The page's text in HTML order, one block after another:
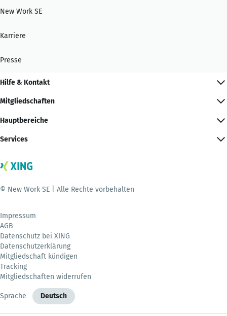
New Work SE
Karriere
Presse
Hilfe & Kontakt
Mitgliedschaften
Hauptbereiche
Services
© New Work SE | Alle Rechte vorbehalten
Impressum
AGB
Datenschutz bei XING
Datenschutzerklärung
Mitgliedschaft kündigen
Tracking
Mitgliedschaften widerrufen
Sprache Deutsch